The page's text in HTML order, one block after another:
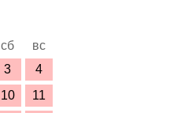
сб
вс
3
4
10
11